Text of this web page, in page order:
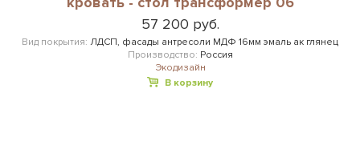
57 200 руб.
Вид покрытия: ЛДСП, фасады антресоли МДФ 16мм эмаль ак глянец
Производство: Россия
Экодизайн
В корзину